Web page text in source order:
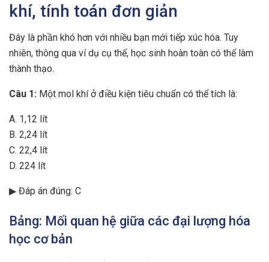
khí, tính toán đơn giản
Đây là phần khó hơn với nhiều bạn mới tiếp xúc hóa. Tuy
nhiên, thông qua ví dụ cụ thể, học sinh hoàn toàn có thể làm
thành thạo.
Câu 1: Một mol khí ở điều kiện tiêu chuẩn có thể tích là:
A. 1,12 lít
B. 2,24 lít
C. 22,4 lít
D. 224 lít
▶ Đáp án đúng: C
Bảng: Mối quan hệ giữa các đại lượng hóa
học cơ bản